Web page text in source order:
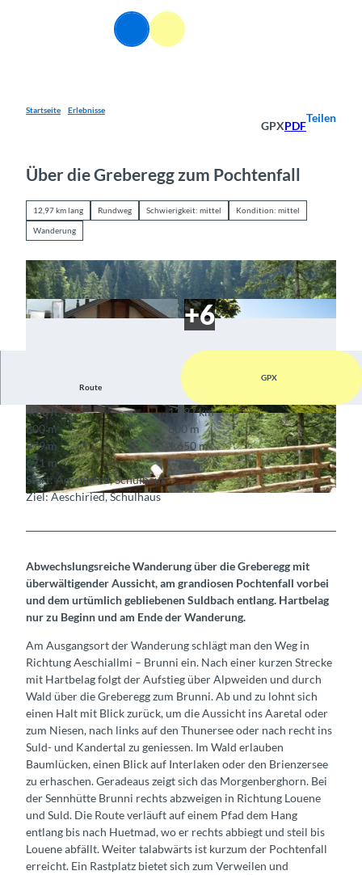
Suche Menü
Startseite Erlebnisse
GPXPDF
Teilen
Über die Greberegg zum Pochtenfall
12,97 km lang Rundweg Schwierigkeit: mittel Kondition: mittel
Wanderung
© Berne Rando, Berner Wanderwege
© Aeschi Tourismus © Aeschi Tourismus
Route
GPX
4:50 h
12,97 km
800 m
800 m
979 m
1.650 m
671 m
Start: Aeschiried, Schulhaus
Ziel: Aeschiried, Schulhaus
Abwechslungsreiche Wanderung über die Greberegg mit
überwältigender Aussicht, am grandiosen Pochtenfall vorbei
und dem urtümlich gebliebenen Suldbach entlang. Hartbelag
nur zu Beginn und am Ende der Wanderung.
Am Ausgangsort der Wanderung schlägt man den Weg in
Richtung Aeschiallmi – Brunni ein. Nach einer kurzen Strecke
mit Hartbelag folgt der Aufstieg über Alpweiden und durch
Wald über die Greberegg zum Brunni. Ab und zu lohnt sich
einen Halt mit Blick zurück, um die Aussicht ins Aaretal oder
zum Niesen, nach links auf den Thunersee oder nach recht ins
Suld- und Kandertal zu geniessen. Im Wald erlauben
Baumlücken, einen Blick auf Interlaken oder den Brienzersee
zu erhaschen. Geradeaus zeigt sich das Morgenberghorn. Bei
der Sennhütte Brunni rechts abzweigen in Richtung Louene
und Suld. Die Route verläuft auf einem Pfad dem Hang
entlang bis nach Huetmad, wo er rechts abbiegt und steil bis
Louene abfällt. Weiter talabwärts ist kurzum der Pochtenfall
erreicht. Ein Rastplatz bietet sich zum Verweilen und